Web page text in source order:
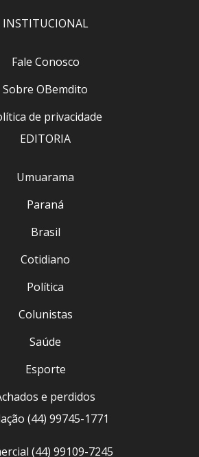
INSTITUCIONAL
Fale Conosco
Sobre OBemdito
de privacidade
EDITORIA
Umuarama
Paraná
Brasil
Cotidiano
Política
Colunistas
Saúde
Esporte
e perdidos
(44) 99745-1771
(44) 99109-7245